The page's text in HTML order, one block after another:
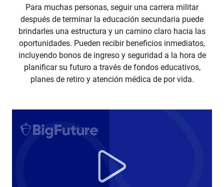
Para muchas personas, seguir una carrera militar
después de terminar la educación secundaria puede
brindarles una estructura y un camino claro hacia las
oportunidades. Pueden recibir beneficios inmediatos,
incluyendo bonos de ingreso y seguridad a la hora de
planificar su futuro a través de fondos educativos,
planes de retiro y atención médica de por vida.